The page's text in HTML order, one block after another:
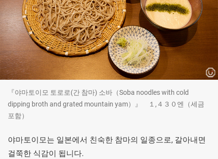
『야마토이모 토로로(간 참마) 소바（Soba noodles with cold
dipping broth and grated mountain yam）』 １,４３０엔（세금
포함）
야마토이모는 일본에서 친숙한 참마의 일종으로, 갈아내면
걸쭉한 식감이 됩니다.